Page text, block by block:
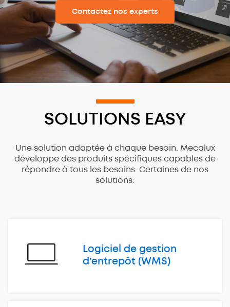
Contactez nos experts
SOLUTIONS EASY
Une solution adaptée à chaque besoin. Mecalux
développe des produits spécifiques capables de
répondre à tous les besoins. Certaines de nos
solutions:
Logiciel de gestion
d’entrepôt (WMS)